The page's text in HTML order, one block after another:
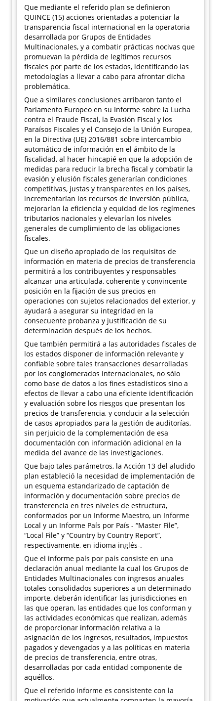
Que mediante el referido plan se definieron
QUINCE (15) acciones orientadas a potenciar la
transparencia fiscal internacional en la operatoria
desarrollada por Grupos de Entidades
Multinacionales, y a combatir prácticas nocivas que
promuevan la pérdida de legítimos recursos
fiscales por parte de los estados, identificando las
metodologías a llevar a cabo para afrontar dicha
problemática.
Que a similares conclusiones arribaron tanto el
Parlamento Europeo en su Informe sobre la Lucha
contra el Fraude Fiscal, la Evasión Fiscal y los
Paraísos Fiscales y el Consejo de la Unión Europea,
en la Directiva (UE) 2016/881 sobre intercambio
automático de información en el ámbito de la
fiscalidad, al hacer hincapié en que la adopción de
medidas para reducir la brecha fiscal y combatir la
evasión y elusión fiscales generarían condiciones
competitivas, justas y transparentes en los países,
incrementarían los recursos de inversión pública,
mejorarían la eficiencia y equidad de los regímenes
tributarios nacionales y elevarían los niveles
generales de cumplimiento de las obligaciones
fiscales.
Que un diseño apropiado de los requisitos de
información en materia de precios de transferencia
permitirá a los contribuyentes y responsables
alcanzar una articulada, coherente y convincente
posición en la fijación de sus precios en
operaciones con sujetos relacionados del exterior, y
ayudará a asegurar su integridad en la
consecuente probanza y justificación de su
determinación después de los hechos.
Que también permitirá a las autoridades fiscales de
los estados disponer de información relevante y
confiable sobre tales transacciones desarrolladas
por los conglomerados internacionales, no sólo
como base de datos a los fines estadísticos sino a
efectos de llevar a cabo una eficiente identificación
y evaluación sobre los riesgos que presentan los
precios de transferencia, y conducir a la selección
de casos apropiados para la gestión de auditorías,
sin perjuicio de la complementación de esa
documentación con información adicional en la
medida del avance de las investigaciones.
Que bajo tales parámetros, la Acción 13 del aludido
plan estableció la necesidad de implementación de
un esquema estandarizado de captación de
información y documentación sobre precios de
transferencia en tres niveles de estructura,
conformados por un Informe Maestro, un Informe
Local y un Informe País por País - “Master File”,
“Local File” y “Country by Country Report”,
respectivamente, en idioma inglés-.
Que el informe país por país consiste en una
declaración anual mediante la cual los Grupos de
Entidades Multinacionales con ingresos anuales
totales consolidados superiores a un determinado
importe, deberán identificar las jurisdicciones en
las que operan, las entidades que los conforman y
las actividades económicas que realizan, además
de proporcionar información relativa a la
asignación de los ingresos, resultados, impuestos
pagados y devengados y a las políticas en materia
de precios de transferencia, entre otras,
desarrolladas por cada entidad componente de
aquéllos.
Que el referido informe es consistente con la